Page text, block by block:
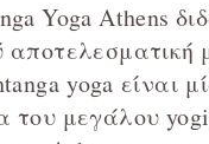
Yoga Athens
αποτελεσματική
yoga είναι
του μεγάλου